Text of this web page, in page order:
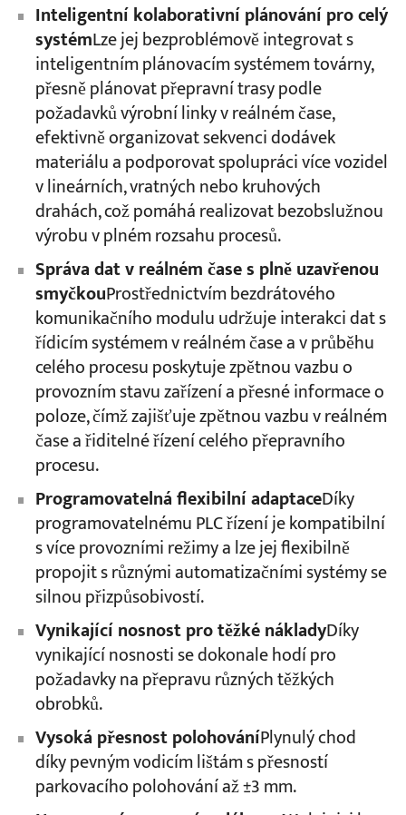
Inteligentní kolaborativní plánování pro celý
systémLze jej bezproblémově integrovat s
inteligentním plánovacím systémem továrny,
přesně plánovat přepravní trasy podle
požadavků výrobní linky v reálném čase,
efektivně organizovat sekvenci dodávek
materiálu a podporovat spolupráci více vozidel
v lineárních, vratných nebo kruhových
drahách, což pomáhá realizovat bezobslužnou
výrobu v plném rozsahu procesů.
Správa dat v reálném čase s plně uzavřenou
smyčkouProstřednictvím bezdrátového
komunikačního modulu udržuje interakci dat s
řídicím systémem v reálném čase a v průběhu
celého procesu poskytuje zpětnou vazbu o
provozním stavu zařízení a přesné informace o
poloze, čímž zajišťuje zpětnou vazbu v reálném
čase a řiditelné řízení celého přepravního
procesu.
Programovatelná flexibilní adaptaceDíky
programovatelnému PLC řízení je kompatibilní
s více provozními režimy a lze jej flexibilně
propojit s různými automatizačními systémy se
silnou přizpůsobivostí.
Vynikající nosnost pro těžké nákladyDíky
vynikající nosnosti se dokonale hodí pro
požadavky na přepravu různých těžkých
obrobků.
Vysoká přesnost polohováníPlynulý chod
díky pevným vodicím lištám s přesností
parkovacího polohování až ±3 mm.